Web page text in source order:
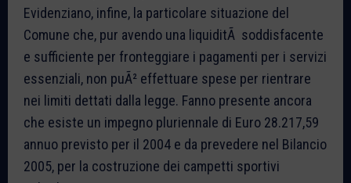
Evidenziano, infine, la particolare situazione del
Comune che, pur avendo una liquiditÃ soddisfacente
e sufficiente per fronteggiare i pagamenti per i servizi
essenziali, non puÃ² effettuare spese per rientrare
nei limiti dettati dalla legge. Fanno presente ancora
che esiste un impegno pluriennale di Euro 28.217,59
annuo previsto per il 2004 e da prevedere nel Bilancio
2005, per la costruzione dei campetti sportivi